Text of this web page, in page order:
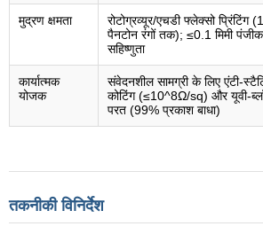
मुद्रण क्षमता
रोटोग्रव्यूर/एचडी फ्लेक्सो प्रिंटिंग
पैनटोन रंगों तक); ≤0.1 मिमी
सहिष्णुता
कार्यात्मक
योजक
संवेदनशील सामग्री के लिए एंटी-
कोटिंग (≤10^8Ω/sq) और यूवी-
परत (99% प्रकाश बाधा)
तकनीकी विनिर्देश